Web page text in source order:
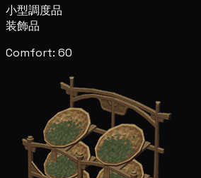
小型調度品
装飾品
Comfort: 60